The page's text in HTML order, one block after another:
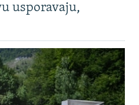
usporavaju,